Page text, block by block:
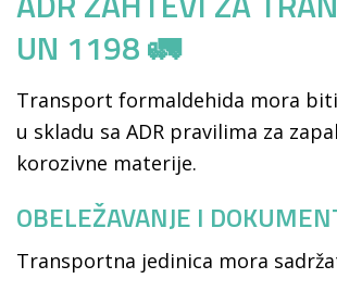
UN 1198 🚛
Transport formaldehida mora
u skladu sa ADR pravilima za
korozivne materije.
OBELEŽAVANJE I
Transportna jedinica mora